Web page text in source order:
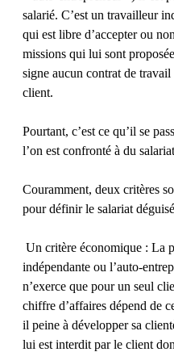
salarié. C’est un travailleur
qui est libre d’accepter ou
missions qui lui sont
signe aucun contrat de travail
client.
Pourtant, c’est ce qu’il se
l’on est confronté à du
Couramment, deux critères
pour définir le salariat
indépendante ou l’auto-
n’exerce que pour un seul
chiffre d’affaires dépend de
il peine à développer sa
lui est interdit par le client